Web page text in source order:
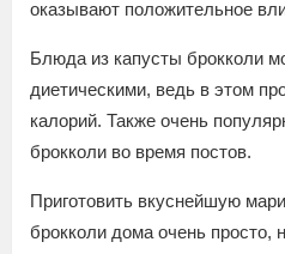
оказывают положительное
Блюда из капусты брокколи
диетическими, ведь в этом
калорий. Также очень
брокколи во время постов.
Приготовить вкуснейшую
брокколи дома очень просто,